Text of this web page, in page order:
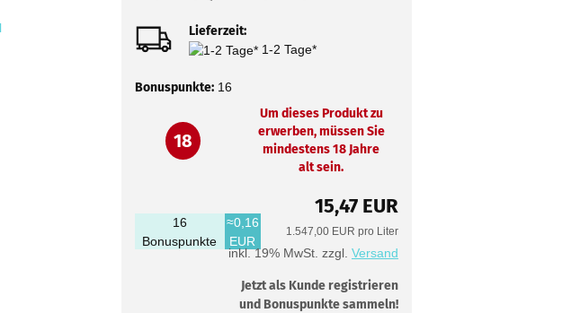
Lieferzeit:
1-2 Tage*
Bonuspunkte: 16
18
Um dieses Produkt zu
erwerben, müssen Sie
mindestens 18 Jahre
alt sein.
15,47 EUR
1.547,00 EUR pro Liter
inkl. 19% MwSt. zzgl. Versand
16
Bonuspunkte
≈0,16
EUR
Jetzt als Kunde registrieren
und Bonuspunkte sammeln!